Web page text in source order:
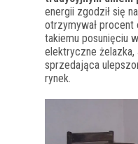
energii zgodził się
otrzymywał procent
takiemu posunięciu
elektryczne żelazka,
sprzedająca
rynek.